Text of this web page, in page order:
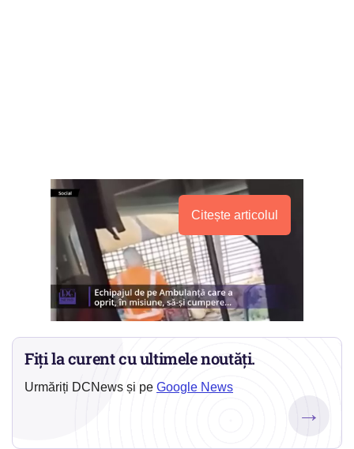
Citește articolul
Fiți la curent cu ultimele noutăți.
Urmăriți DCNews și pe Google News
→